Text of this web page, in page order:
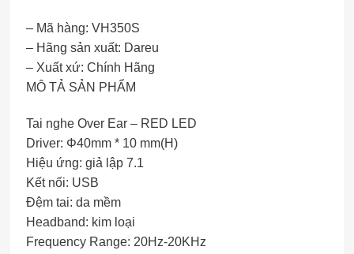
– Mã hàng: VH350S
– Hãng sản xuất: Dareu
– Xuất xứ: Chính Hãng
MÔ TẢ SẢN PHẨM
Tai nghe Over Ear – RED LED
Driver: Φ40mm * 10 mm(H)
Hiệu ứng: giả lập 7.1
Kết nối: USB
Đệm tai: da mềm
Headband: kim loại
Frequency Range: 20Hz-20KHz